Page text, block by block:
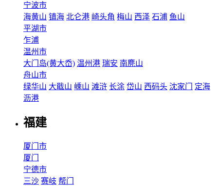
宁波市
海黄山 镇海 北仑港 崎头角 梅山 西泽 石浦 鱼山
平湖市
乍浦
温州市
大门岛(黄大岙) 温州港 瑞安 南麂山
舟山市
绿华山 大戢山 嵊山 滩浒 长涂 岱山 西码头 沈家门
定海
沥港
福建
厦门市
厦门
宁德市
三沙 赛岐 帮门